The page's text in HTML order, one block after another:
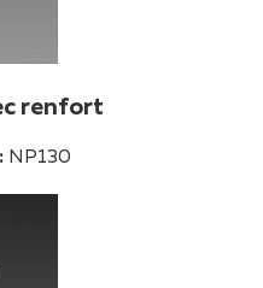
renfort
NP130